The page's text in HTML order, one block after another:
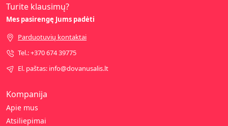
Kompanija
Apie mus
Atsiliepimai
Turite klausimų?
Mes pasirengę Jums padėti
Parduotuvių kontaktai
Tel.: +370 674 39775
El. paštas: info@dovanusalis.lt